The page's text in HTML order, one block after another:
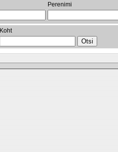
Perenimi
Koht